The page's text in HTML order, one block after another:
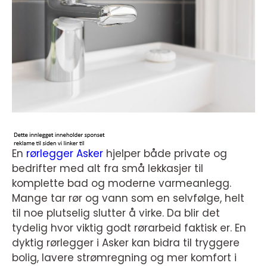
En rørlegger Asker hjelper både private og
bedrifter med alt fra små lekkasjer til
komplette bad og moderne varmeanlegg.
Mange tar rør og vann som en selvfølge, helt
til noe plutselig slutter å virke. Da blir det
tydelig hvor viktig godt rørarbeid faktisk er. En
dyktig rørlegger i Asker kan bidra til tryggere
bolig, lavere strømregning og mer komfort i